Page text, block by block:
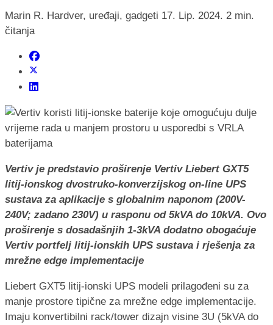
Marin R. Hardver, uređaji, gadgeti 17. Lip. 2024. 2 min.
čitanja
Vertiv je predstavio proširenje Vertiv Liebert GXT5
litij-ionskog dvostruko-konverzijskog on-line UPS
sustava za aplikacije s globalnim naponom (200V-
240V; zadano 230V) u rasponu od 5kVA do 10kVA. Ovo
proširenje s dosadašnjih 1-3kVA dodatno obogaćuje
Vertiv portfelj litij-ionskih UPS sustava i rješenja za
mrežne edge implementacije
Liebert GXT5 litij-ionski UPS modeli prilagođeni su za
manje prostore tipične za mrežne edge implementacije.
Imaju konvertibilni rack/tower dizajn visine 3U (5kVA do